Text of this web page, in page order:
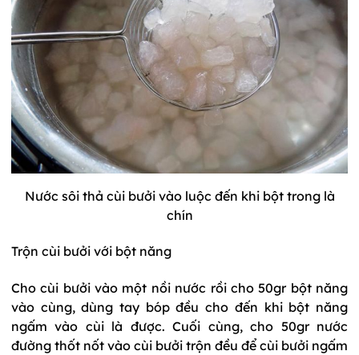
Nước sôi thả cùi bưởi vào luộc đến khi bột trong là
chín
Trộn cùi bưởi với bột năng
Cho cùi bưởi vào một nồi nước rồi cho 50gr bột năng
vào cùng, dùng tay bóp đều cho đến khi bột năng
ngấm vào cùi là được. Cuối cùng, cho 50gr nước
đường thốt nốt vào cùi bưởi trộn đều để cùi bưởi ngấm